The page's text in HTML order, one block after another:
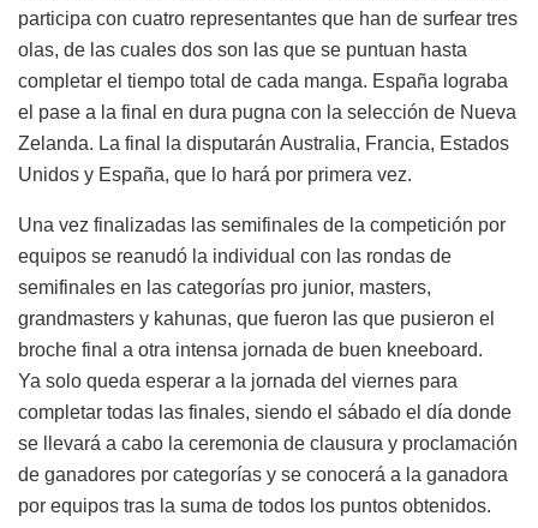
participa con cuatro representantes que han de surfear tres
olas, de las cuales dos son las que se puntuan hasta
completar el tiempo total de cada manga. España lograba
el pase a la final en dura pugna con la selección de Nueva
Zelanda. La final la disputarán Australia, Francia, Estados
Unidos y España, que lo hará por primera vez.
Una vez finalizadas las semifinales de la competición por
equipos se reanudó la individual con las rondas de
semifinales en las categorías pro junior, masters,
grandmasters y kahunas, que fueron las que pusieron el
broche final a otra intensa jornada de buen kneeboard.
Ya solo queda esperar a la jornada del viernes para
completar todas las finales, siendo el sábado el día donde
se llevará a cabo la ceremonia de clausura y proclamación
de ganadores por categorías y se conocerá a la ganadora
por equipos tras la suma de todos los puntos obtenidos.